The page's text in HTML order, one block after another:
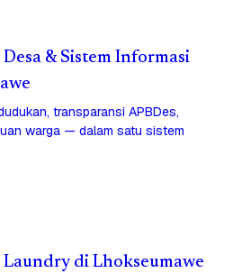
& Sistem Informasi
transparansi APBDes,
warga — dalam satu sistem
Laundry di Lhokseumawe